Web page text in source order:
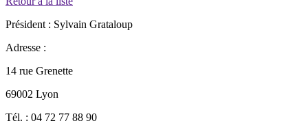
Président : Sylvain Grataloup
Adresse :
14 rue Grenette
69002 Lyon
Tél. : 04 72 77 88 90